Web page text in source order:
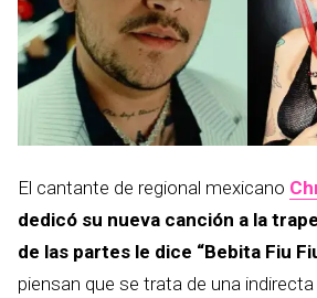
El cantante de regional mexicano
dedicó su nueva canción a la
de las partes le dice “Bebita Fiu
piensan que se trata de una